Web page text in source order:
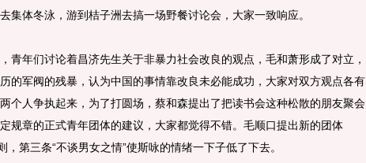
集体冬泳，游到桔子洲去搞一场野餐讨论会，大家一致响应。
年们讨论着昌济先生关于非暴力社会改良的观点，毛和萧形成了对立，
的军阀的残暴，认为中国的事情靠改良未必能成功，大家对双方观点各有
个人争执起来，为了打圆场，蔡和森提出了把读书会这种松散的朋友聚会
规章的正式青年团体的建议，大家都觉得不错。毛顺口提出新的团体
，第三条“不谈男女之情”使斯咏的情绪一下子低了下去。